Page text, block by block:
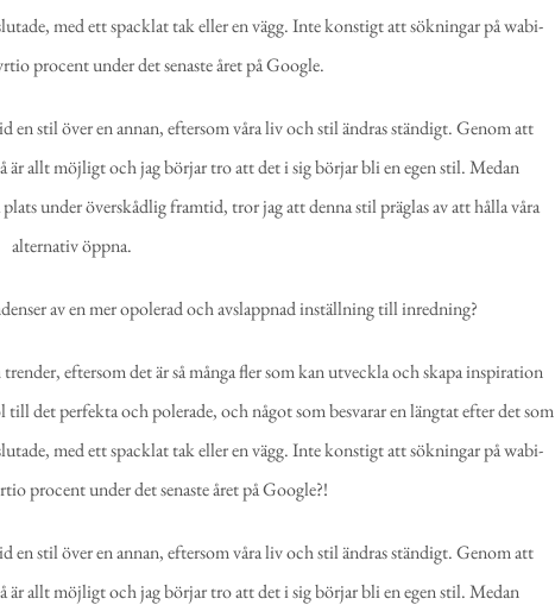
med ett spacklat tak eller en vägg. Inte konstigt att sökningar på wabi-
procent under det senaste året på Google.
en stil över en annan, eftersom våra liv och stil ändras ständigt. Genom att
är allt möjligt och jag börjar tro att det i sig börjar bli en egen stil. Medan
plats under överskådlig framtid,tror jag att denna stil präglas av att hålla våra
alternativ öppna.
av en mer opolerad och avslappnad inställning till inredning?
eftersom det är så många fler som kan utveckla och skapa inspiration
det perfekta och polerade, och något som besvarar en längtat efter det som
med ett spacklat tak eller en vägg. Inte konstigt att sökningar på wabi-
procent under det senaste året på Google?!
en stil över en annan, eftersom våra liv och stil ändras ständigt. Genom att
är allt möjligt och jag börjar tro att det i sig börjar bli en egen stil. Medan